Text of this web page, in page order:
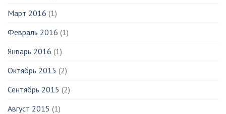
Март 2016 (1)
Февраль 2016 (1)
Январь 2016 (1)
Октябрь 2015 (2)
Сентябрь 2015 (2)
Август 2015 (1)